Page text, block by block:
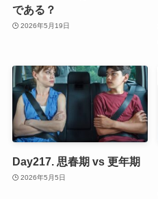
である？
2026年5月19日
Day217. 思春期 vs 更年期
2026年5月5日